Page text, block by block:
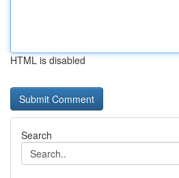
HTML is disabled
Search